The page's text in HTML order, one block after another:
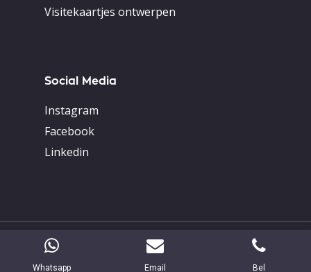
Visitekaartjes ontwerpen
Social Media
Instagram
Facebook
Linkedin
© 2026 Lion Creations .
Whatsapp Email Bel